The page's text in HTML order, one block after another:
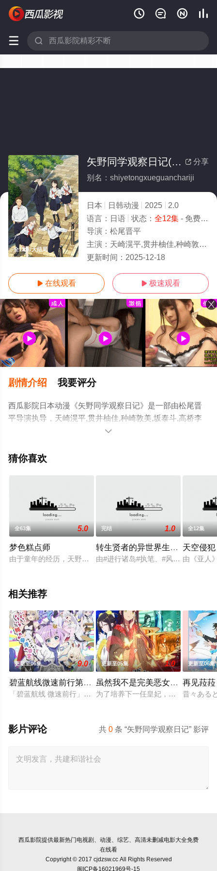
   
 
全12集/大结局
 分享
矢野同学观察日记(全集)
别名：shiyetongxueguanchariji
日本 日韩动漫 2025
2.0
语言： 日语 状态： 全12集- 免费在线观看
导演： 松尾晋平
主演： 天崎滉平,贯井柚佳,种崎敦美,坂泰斗,高桥李依,岩崎谅太,小原好美,日野聪,江口拓也
更新时间： 2025-12-18
 在线观看  极速观看
剧情介绍 我要评分
西瓜影院日本动漫《矢野同学观察日记》是一部由松尾晋
平导演执导，天崎滉平,贯井柚佳,种崎敦美,坂泰斗,高桥李
依,岩崎谅太,小原好美,日野聪,江口拓也等演员精彩演绎的
高清无删减完整版动漫全集就上西瓜影视，更多相关信息

猜你喜欢
全63集 5.0
梦色糕点师
由于童年的经历，天野莓（悠木碧 配音）对糕点有着深深的喜
完结 1.0
转生贤者的异世界生活 ~获得第
由#进行诸岛#执笔、#风花风花#负
全12集
天空侵犯
由《亚人
相关推荐
更新至06集 9.0
碧蓝航线微速前行第二季
「碧蓝航线 微速前行」第2季制作决定。
更新至05集 1.0
虽然我不是完美恶女～雏宫蝶鼠
为了培养下一任皇妃，从五大名门
更新至06集
再见菈菈
昔々ある
共0 条 “矢野同学观察日记” 影评
影片评论
西瓜影院提供最新热门电视剧、动漫、综艺、高清未删减电影大全免费
在线看
Copyright © 2017 cjdzsw.cc All Rights Reserved
闽ICP备16021969号-15